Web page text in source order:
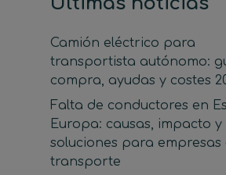
Camión eléctrico para
transportista autónomo:
compra, ayudas y costes
Falta de conductores en
Europa: causas, impacto y
soluciones para empresas
transporte